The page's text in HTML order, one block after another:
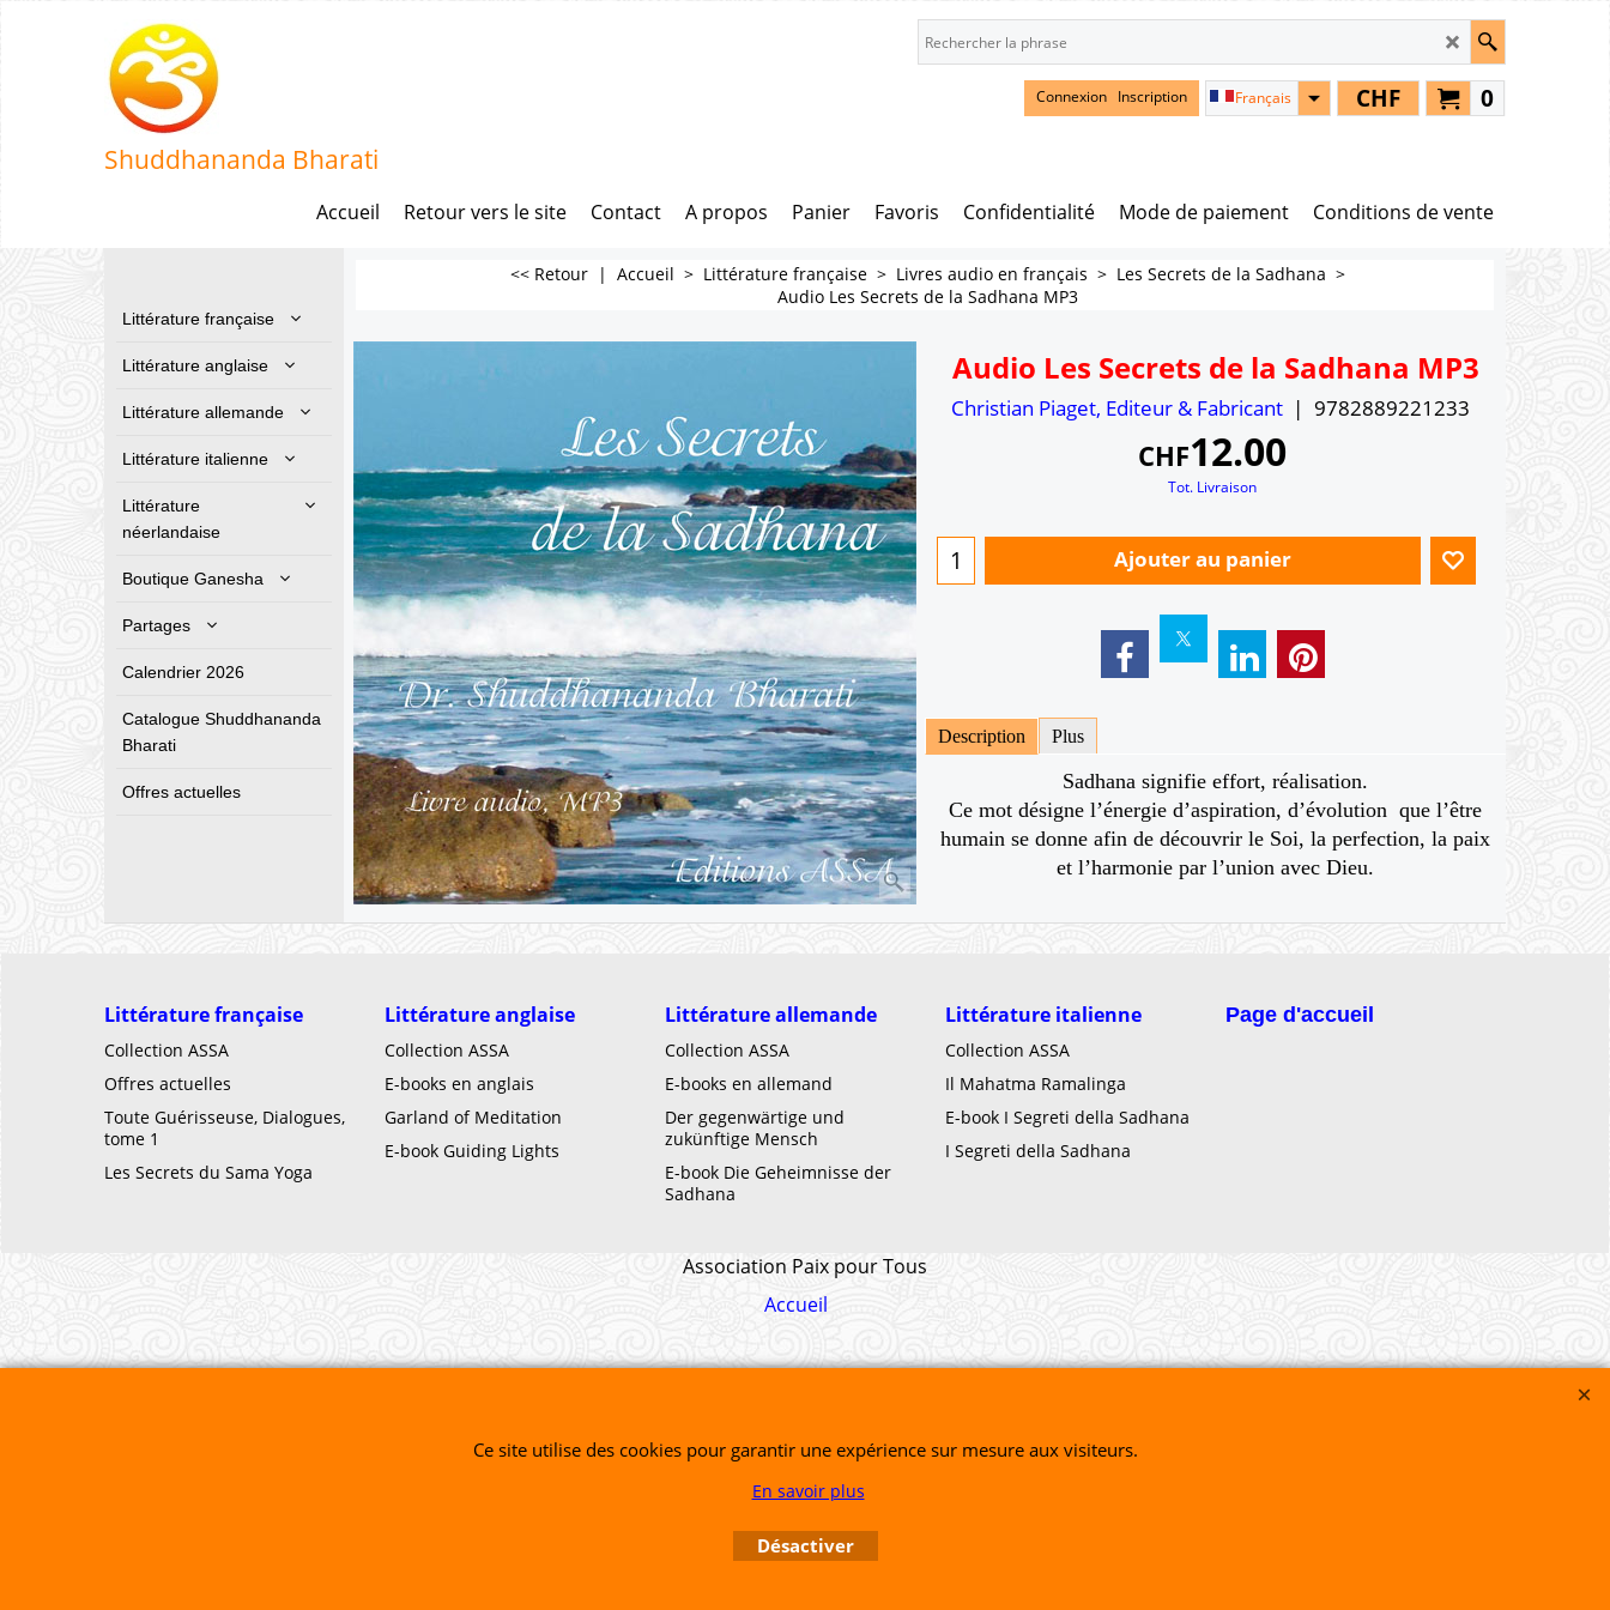
Shuddhananda Bharati
0
CHF
Français
Connexion Inscription
Accueil Retour vers le site Contact A propos Panier Favoris Confidentialité Mode de paiement Conditions de vente
Littérature française
Littérature anglaise
Littérature allemande
Littérature italienne
Littérature
néerlandaise
Boutique Ganesha
Partages
Calendrier 2026
Catalogue Shuddhananda
Bharati
Offres actuelles
<< Retour | Accueil > Littérature française > Livres audio en français > Les Secrets de la Sadhana >
Audio Les Secrets de la Sadhana MP3
Audio Les Secrets de la Sadhana MP3
Christian Piaget, Editeur & Fabricant 9782889221233
CHF12.00
Tot. Livraison
Ajouter au panier
Description Plus
Sadhana signifie effort, réalisation.
Ce mot désigne l’énergie d’aspiration, d’évolution que l’être
humain se donne afin de découvrir le Soi, la perfection, la paix
et l’harmonie par l’union avec Dieu.
Littérature française
Collection ASSA
Offres actuelles
Toute Guérisseuse, Dialogues,
tome 1
Les Secrets du Sama Yoga
Littérature anglaise
Collection ASSA
E-books en anglais
Garland of Meditation
E-book Guiding Lights
Littérature allemande
Collection ASSA
E-books en allemand
Der gegenwärtige und
zukünftige Mensch
E-book Die Geheimnisse der
Sadhana
Littérature italienne
Collection ASSA
Il Mahatma Ramalinga
E-book I Segreti della Sadhana
I Segreti della Sadhana
Page d'accueil
Association Paix pour Tous
Accueil
Ce site utilise des cookies pour garantir une expérience sur mesure aux visiteurs.
En savoir plus
Désactiver